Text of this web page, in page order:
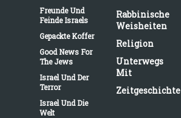
Freunde Und
Feinde Israels
Gepackte Koffer
Good News For
The Jews
Israel Und Der
Terror
Israel Und Die
Welt
Rabbinische
Weisheiten
Religion
Unterwegs
Mit
Zeitgeschichte